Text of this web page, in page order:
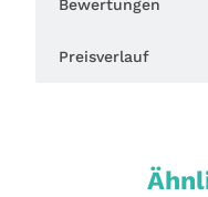
Bewertungen
Preisverlauf